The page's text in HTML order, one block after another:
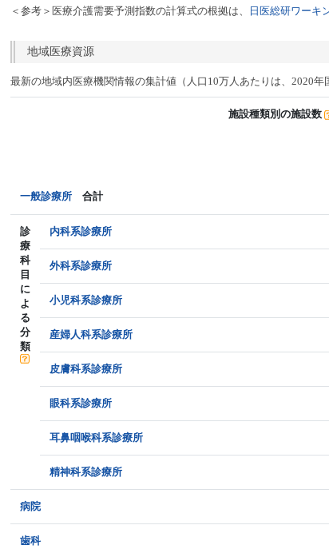
＜参考＞医療介護需要予測指数の計算式の根拠は、
日医総研ワーキ
地域医療資源
最新の地域内医療機関情報の集計値（人口10万人あたりは、2020年
施設種類別の施設数
一般診療所 合計
診
療
科
目
に
よ
る
分
類
内科系診療所
外科系診療所
小児科系診療所
産婦人科系診療所
皮膚科系診療所
眼科系診療所
耳鼻咽喉科系診療所
精神科系診療所
病院
歯科